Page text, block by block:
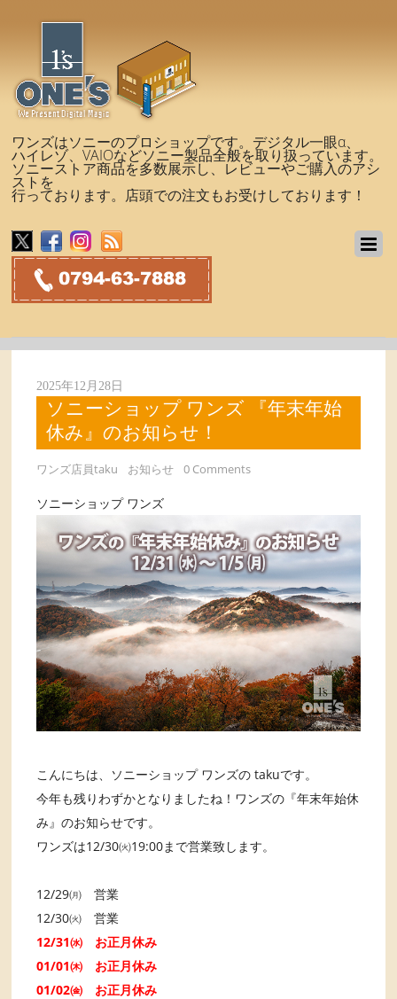
ワンズはソニーのプロショップです。デジタル一眼α、
ハイレゾ、VAIOなどソニー製品全般を取り扱っています。
ソニーストア商品を多数展示し、レビューやご購入のアシ
ストを
行っております。店頭での注文もお受けしております！
2025年12月28日
ソニーショップ ワンズ 『年末年始
休み』のお知らせ！
ワンズ店員taku お知らせ 0 Comments
ソニーショップ ワンズ
こんにちは、ソニーショップ ワンズの takuです。
今年も残りわずかとなりましたね！ワンズの『年末年始休
み』のお知らせです。
ワンズは12/30㈫19:00まで営業致します。
12/29㈪ 営業
12/30㈫ 営業
12/31㈬ お正月休み
01/01㈭ お正月休み
01/02㈮ お正月休み